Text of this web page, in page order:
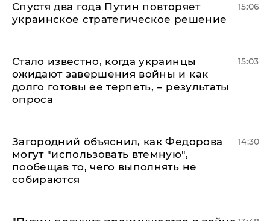
Спустя два года Путин повторяет
украинское стратегическое решение
15:06
Стало известно, когда украинцы
ожидают завершения войны и как
долго готовы ее терпеть, – результаты
опроса
15:03
Загородний объяснил, как Федорова
могут "использовать втемную",
пообещав то, чего выполнять не
собираются
14:30